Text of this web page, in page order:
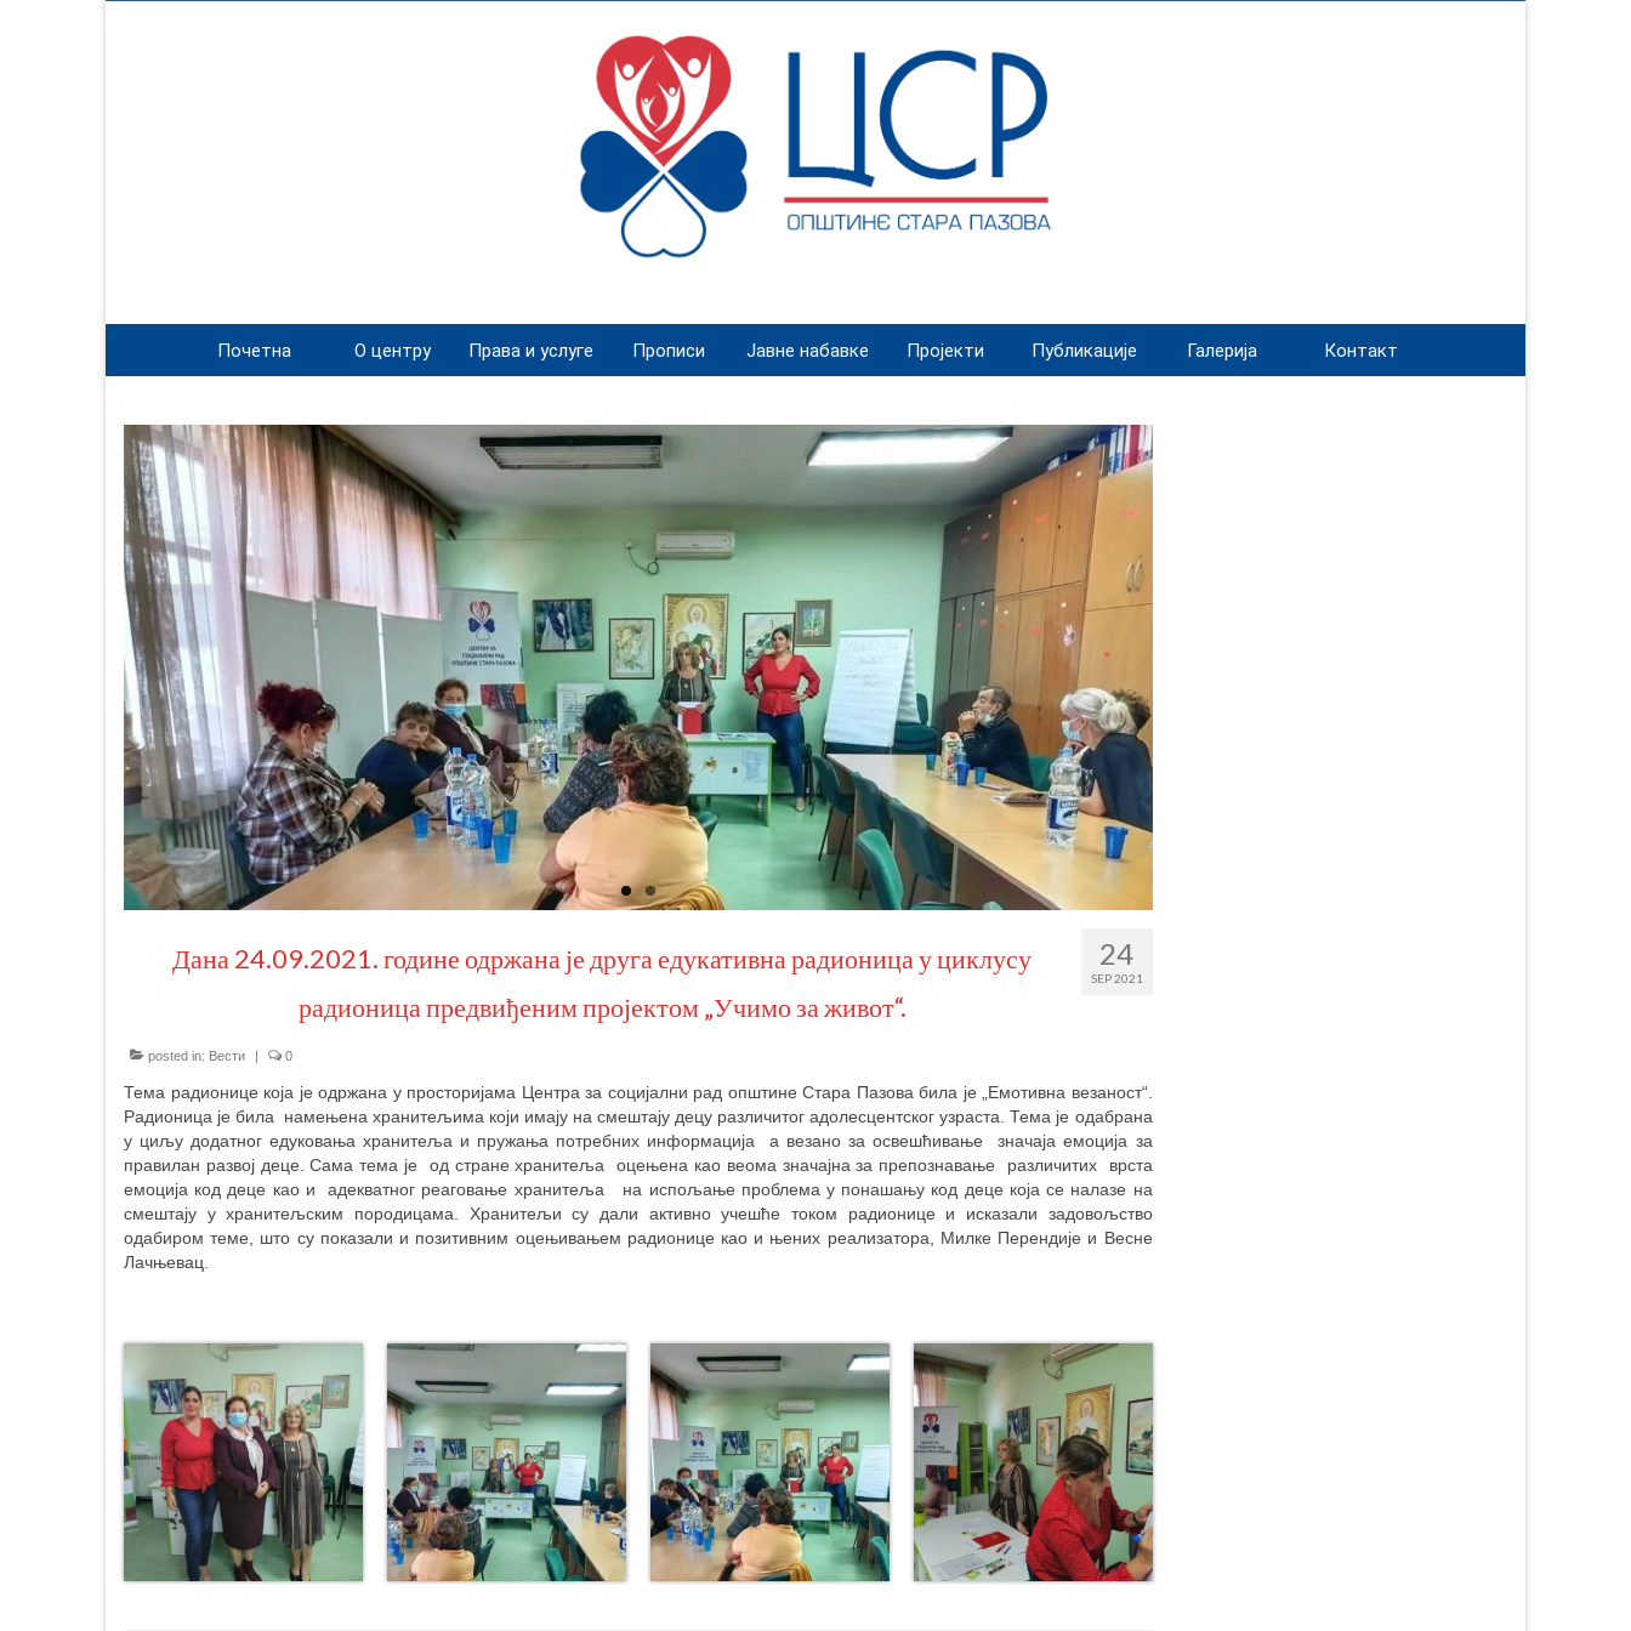
Почетна О центру Права и услуге Прописи Јавне набавке Пројекти Публикације Галерија Контакт
24
SEP 2021
Дана 24.09.2021. године одржана је друга едукативна радионица у циклусу
радионица предвиђеним пројектом „Учимо за живот“.
posted in: Вести | 0
Тема радионице која је одржана у просторијама Центра за социјални рад општине Стара Пазова била је „Емотивна везаност“.
Радионица је била намењена хранитељима који имају на смештају децу различитог адолесцентског узраста. Тема је одабрана
у циљу додатног едуковања хранитеља и пружања потребних информација а везано за освешћивање значаја емоција за
правилан развој деце. Сама тема је од стране хранитеља оцењена као веома значајна за препознавање различитих врста
емоција код деце као и адекватног реаговање хранитеља на испољање проблема у понашању код деце која се налазе на
смештају у хранитељским породицама. Хранитељи су дали активно учешће током радионице и исказали задовољство
одабиром теме, што су показали и позитивним оцењивањем радионице као и њених реализатора, Милке Перендије и Весне
Лачњевац.